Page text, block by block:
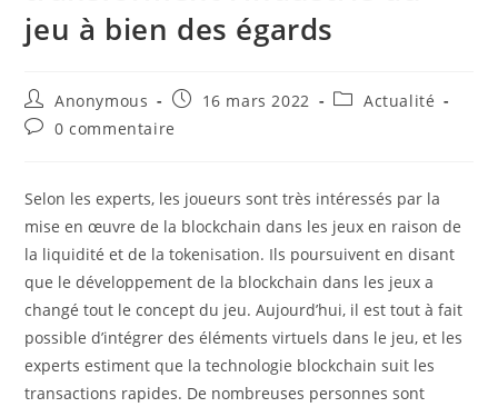
jeu à bien des égards
Auteur/autrice
de
la
Anonymous
Publication
16 mars 2022
PostActualité
Commentaires
publication :
0 commentaire
Selon les experts, les joueurs sont très intéressés par la
mise en œuvre de la blockchain dans les jeux en raison de
la liquidité et de la tokenisation. Ils poursuivent en disant
que le développement de la blockchain dans les jeux a
changé tout le concept du jeu. Aujourd’hui, il est tout à fait
possible d’intégrer des éléments virtuels dans le jeu, et les
experts estiment que la technologie blockchain suit les
transactions rapides. De nombreuses personnes sont